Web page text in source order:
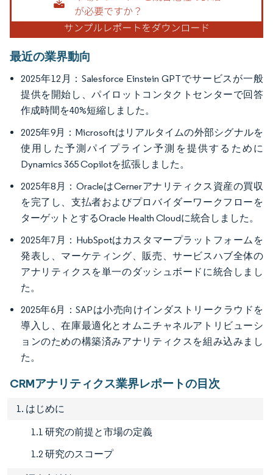
最近の業界動向
2025年12月：Salesforce Einstein GPTでサービスが一般
提供を開始し、パイロットコンタクトセンターで回答
作成時間を40%短縮しました。
2025年9月：Microsoftはリアルタイムの外部シグナルを
使用した予測パイプライン予測を提供するために
Dynamics 365 Copilotを拡張しました。
2025年8月：OracleはCernerアナリティクス資産の買収
を完了し、支払者およびプロバイダーワークフローを
ターゲットとするOracle Health Cloudに統合しました。
2025年7月：HubSpotはカスタマープラットフォームを
発表し、マーケティング、販売、サービスハブ全体の
アナリティクスを単一のダッシュボードに統合しまし
た。
2025年6月：SAPは小売向けインダストリークラウドを
導入し、在庫最適化とオムニチャネルアトリビューシ
ョンのための構築済みアナリティクスを組み込みまし
た。
CRMアナリティクス業界レポートの目次
1. はじめに
1.1 研究の前提と市場の定義
1.2 研究のスコープ